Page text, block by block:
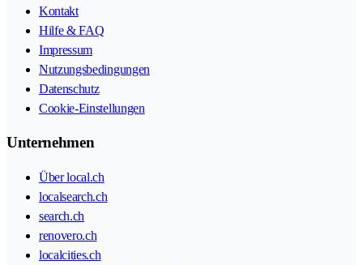
Kontakt
Hilfe & FAQ
Impressum
Nutzungsbedingungen
Datenschutz
Cookie-Einstellungen
Unternehmen
Über local.ch
localsearch.ch
search.ch
renovero.ch
localcities.ch